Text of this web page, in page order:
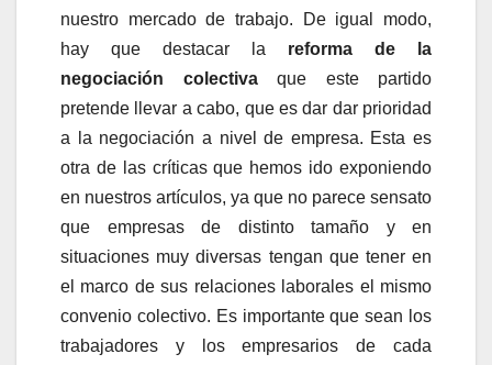
nuestro mercado de trabajo. De igual modo,
hay que destacar la reforma de la
negociación colectiva que este partido
pretende llevar a cabo, que es dar dar prioridad
a la negociación a nivel de empresa. Esta es
otra de las críticas que hemos ido exponiendo
en nuestros artículos, ya que no parece sensato
que empresas de distinto tamaño y en
situaciones muy diversas tengan que tener en
el marco de sus relaciones laborales el mismo
convenio colectivo. Es importante que sean los
trabajadores y los empresarios de cada